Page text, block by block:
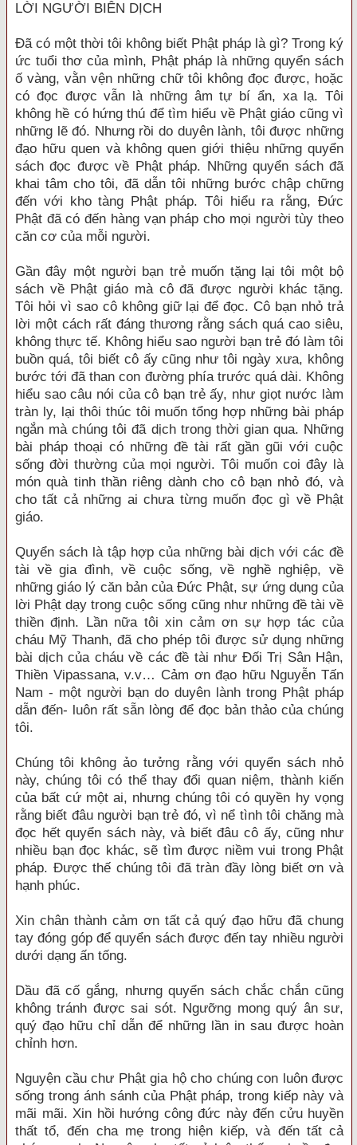
LỜI NGƯỜI BIÊN DỊCH
Đã có một thời tôi không biết Phật pháp là gì? Trong ký
ức tuổi thơ của mình, Phật pháp là những quyển sách
ố vàng, vằn vện những chữ tôi không đọc được, hoặc
có đọc được vẫn là những âm tự bí ẩn, xa lạ. Tôi
không hề có hứng thú để tìm hiểu về Phật giáo cũng vì
những lẽ đó. Nhưng rồi do duyên lành, tôi được những
đạo hữu quen và không quen giới thiệu những quyển
sách đọc được về Phật pháp. Những quyển sách đã
khai tâm cho tôi, đã dẫn tôi những bước chập chững
đến với kho tàng Phật pháp. Tôi hiểu ra rằng, Đức
Phật đã có đến hàng vạn pháp cho mọi người tùy theo
căn cơ của mỗi người.
Gần đây một người bạn trẻ muốn tặng lại tôi một bộ
sách về Phật giáo mà cô đã được người khác tặng.
Tôi hỏi vì sao cô không giữ lại để đọc. Cô bạn nhỏ trả
lời một cách rất đáng thương rằng sách quá cao siêu,
không thực tế. Không hiểu sao người bạn trẻ đó làm tôi
buồn quá, tôi biết cô ấy cũng như tôi ngày xưa, không
bước tới đã than con đường phía trước quá dài. Không
hiểu sao câu nói của cô bạn trẻ ấy, như giọt nước làm
tràn ly, lại thôi thúc tôi muốn tổng hợp những bài pháp
ngắn mà chúng tôi đã dịch trong thời gian qua. Những
bài pháp thoại có những đề tài rất gần gũi với cuộc
sống đời thường của mọi người. Tôi muốn coi đây là
món quà tinh thần riêng dành cho cô bạn nhỏ đó, và
cho tất cả những ai chưa từng muốn đọc gì về Phật
giáo.
Quyển sách là tập hợp của những bài dịch với các đề
tài về gia đình, về cuộc sống, về nghề nghiệp, về
những giáo lý căn bản của Đức Phật, sự ứng dụng của
lời Phật dạy trong cuộc sống cũng như những đề tài về
thiền định. Lần nữa tôi xin cảm ơn sự hợp tác của
cháu Mỹ Thanh, đã cho phép tôi được sử dụng những
bài dịch của cháu về các đề tài như Đối Trị Sân Hận,
Thiền Vipassana, v.v… Cảm ơn đạo hữu Nguyễn Tấn
Nam - một người bạn do duyên lành trong Phật pháp
dẫn đến- luôn rất sẵn lòng để đọc bản thảo của chúng
tôi.
Chúng tôi không ảo tưởng rằng với quyển sách nhỏ
này, chúng tôi có thể thay đổi quan niệm, thành kiến
của bất cứ một ai, nhưng chúng tôi có quyền hy vọng
rằng biết đâu người bạn trẻ đó, vì nể tình tôi chăng mà
đọc hết quyển sách này, và biết đâu cô ấy, cũng như
nhiều bạn đọc khác, sẽ tìm được niềm vui trong Phật
pháp. Được thế chúng tôi đã tràn đầy lòng biết ơn và
hạnh phúc.
Xin chân thành cảm ơn tất cả quý đạo hữu đã chung
tay đóng góp để quyển sách được đến tay nhiều người
dưới dạng ấn tống.
Dầu đã cố gắng, nhưng quyển sách chắc chắn cũng
không tránh được sai sót. Ngưỡng mong quý ân sư,
quý đạo hữu chỉ dẫn để những lần in sau được hoàn
chỉnh hơn.
Nguyện cầu chư Phật gia hộ cho chúng con luôn được
sống trong ánh sánh của Phật pháp, trong kiếp này và
mãi mãi. Xin hồi hướng công đức này đến cửu huyền
thất tổ, đến cha mẹ trong hiện kiếp, và đến tất cả